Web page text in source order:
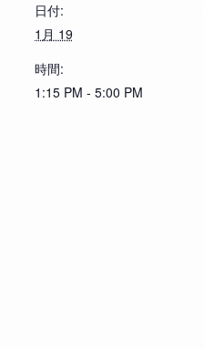
日付:
1月 19
時間:
1:15 PM - 5:00 PM